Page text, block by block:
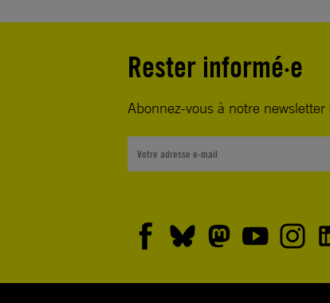
Rester informé·e
Abonnez-vous à notre newsletter